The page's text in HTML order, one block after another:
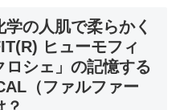
学の人肌で柔らかく
ヒューモフィ
ロシェ」の記憶する
（ファルファー